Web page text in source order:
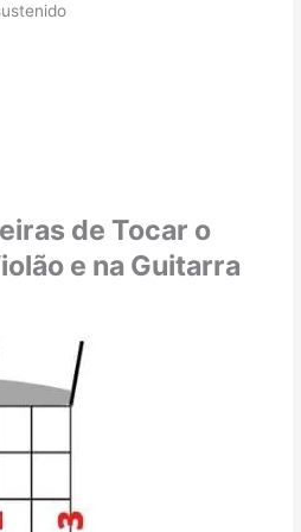
de Tocar o
e na Guitarra